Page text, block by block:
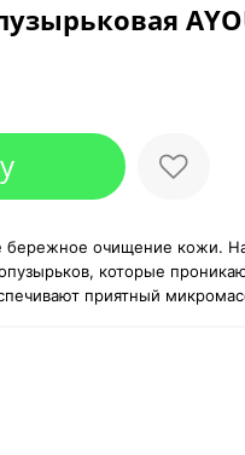
бережное очищение кожи.
которые
приятный